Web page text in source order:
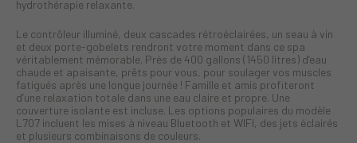
hydrothérapie relaxante.
Le contrôleur illuminé, deux cascades rétroéclairées, un seau à vin
et deux porte-gobelets rendront votre moment dans ce spa
véritablement mémorable. Près de 400 gallons (1450 litres) d’eau
chaude et apaisante, prêts pour vous, pour soulager vos muscles
fatigués après une longue journée ! Famille et amis profiteront
d’une relaxation totale dans une eau claire et propre. Une
couverture isolante est incluse. Les options populaires du modèle
L707 incluent les mises à niveau Bluetooth et WIFI, des jets éclairés
et plusieurs combinaisons de couleurs.